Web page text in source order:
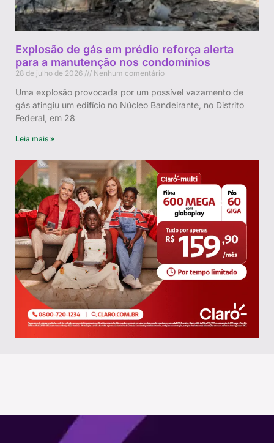
Explosão de gás em prédio reforça alerta
para a manutenção nos condomínios
28 de julho de 2026 Nenhum comentário
Uma explosão provocada por um possível vazamento de
gás atingiu um edifício no Núcleo Bandeirante, no Distrito
Federal, em 28
Leia mais »